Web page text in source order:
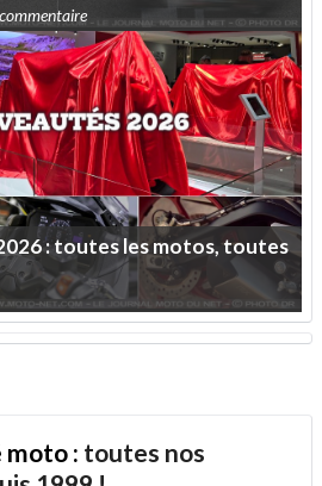
:touteslesmotos,toutes
moto : toutes nos